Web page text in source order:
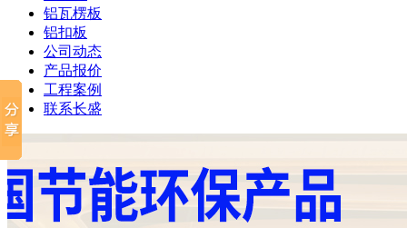
铝瓦楞板
铝扣板
公司动态
产品报价
工程案例
联系长盛